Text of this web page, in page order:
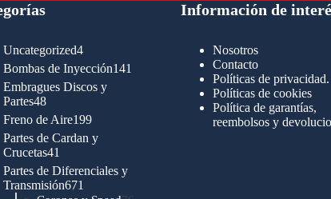
Uncategorized44
productos
Bombas de Inyección141
Embragues Discos y
Partes4848
productos
Freno de Aire199199
productos
Partes de Cardan y
Crucetas41
productos
Partes de Diferenciales y
Transmisión671
Información de
Nosotros
Contacto
Políticas de privacidad.
Políticas de cookies
Política de garantías,
reembolsos y